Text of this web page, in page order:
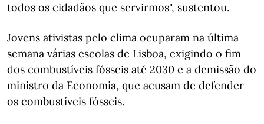
todos os cidadãos que servirmos", sustentou.
Jovens ativistas pelo clima ocuparam na última
semana várias escolas de Lisboa, exigindo o fim
dos combustíveis fósseis até 2030 e a demissão do
ministro da Economia, que acusam de defender
os combustíveis fósseis.